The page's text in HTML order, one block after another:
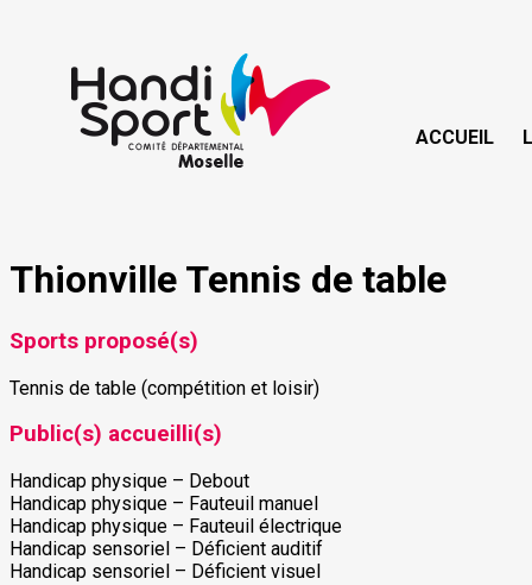
ACCUEIL
Thionville Tennis de table
Sports proposé(s)
Tennis de table (compétition et loisir)
Public(s) accueilli(s)
Handicap physique – Debout
Handicap physique – Fauteuil manuel
Handicap physique – Fauteuil électrique
Handicap sensoriel – Déficient auditif
Handicap sensoriel – Déficient visuel